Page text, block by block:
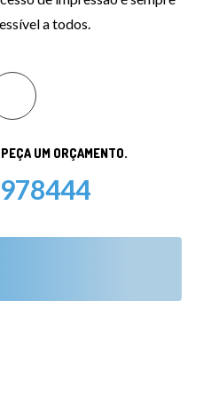
a todos.
UM ORÇAMENTO.